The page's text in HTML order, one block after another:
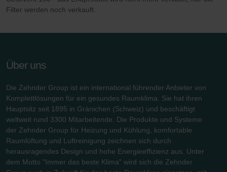
Zehnder Group België nv/sa: Déclarations de confidentialité
osobních údajů
Zehnder Group Italia S.r.l.: Privacy
Limitet Şirketi: Web Sitesi Çerezleri
Zehnder Group Nederland bv: Privacyverklaringen
Zehnder Group Sales International: Privacy Policy
Zehnder Group Schweiz AG: Datenschutz
Zehnder Polska Sp. z o.o.: Oświadczenie o ochronie
danych Zehnder
Filter werden noch verkauft.
Über uns
Die Zehnder Group ist ein international führender Anbieter von
Komplettlösungen für ein gesundes Raumklima. Sie hat ihren
Hauptsitz seit 1895 in Gränichen (Schweiz) und beschäftigt
weltweit rund 3300 Mitarbeitende. Die Produkte und Systeme
der Zehnder Group für Heizung und Kühlung, komfortable
Raumlüftung und Luftreinigung zeichnen sich durch
herausragendes Design und hohe Energieeffizienz aus. Unter
dem Motto "Immer das beste Klima" wird sich die Zehnder